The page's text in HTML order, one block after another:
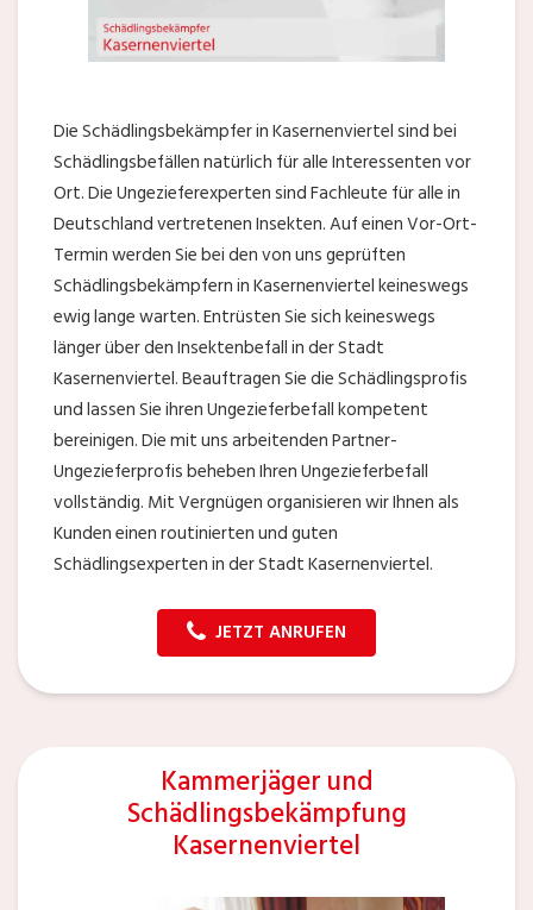
Die Schädlingsbekämpfer in Kasernenviertel sind bei
Schädlingsbefällen natürlich für alle Interessenten vor
Ort. Die Ungezieferexperten sind Fachleute für alle in
Deutschland vertretenen Insekten. Auf einen Vor-Ort-
Termin werden Sie bei den von uns geprüften
Schädlingsbekämpfern in Kasernenviertel keineswegs
ewig lange warten. Entrüsten Sie sich keineswegs
länger über den Insektenbefall in der Stadt
Kasernenviertel. Beauftragen Sie die Schädlingsprofis
und lassen Sie ihren Ungezieferbefall kompetent
bereinigen. Die mit uns arbeitenden Partner-
Ungezieferprofis beheben Ihren Ungezieferbefall
vollständig. Mit Vergnügen organisieren wir Ihnen als
Kunden einen routinierten und guten
Schädlingsexperten in der Stadt Kasernenviertel.
JETZT ANRUFEN
Kammerjäger und
Schädlingsbekämpfung
Kasernenviertel